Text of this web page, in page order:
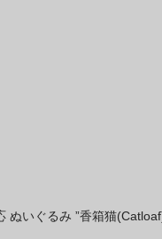
ぬいぐるみ ”香箱猫